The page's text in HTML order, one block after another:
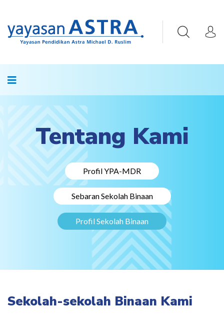
Tentang Kami
Profil YPA-MDR
Sebaran Sekolah Binaan
Profil Sekolah Binaan
Sekolah-sekolah Binaan Kami